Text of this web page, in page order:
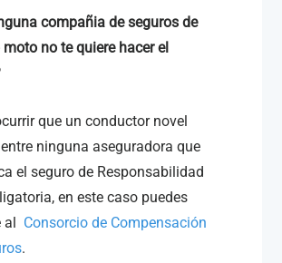
compañia de seguros de
moto no te quiere hacer el
que un conductor novel
ninguna aseguradora que
el seguro de Responsabilidad
en este caso puedes
al Consorcio de Compensación
.